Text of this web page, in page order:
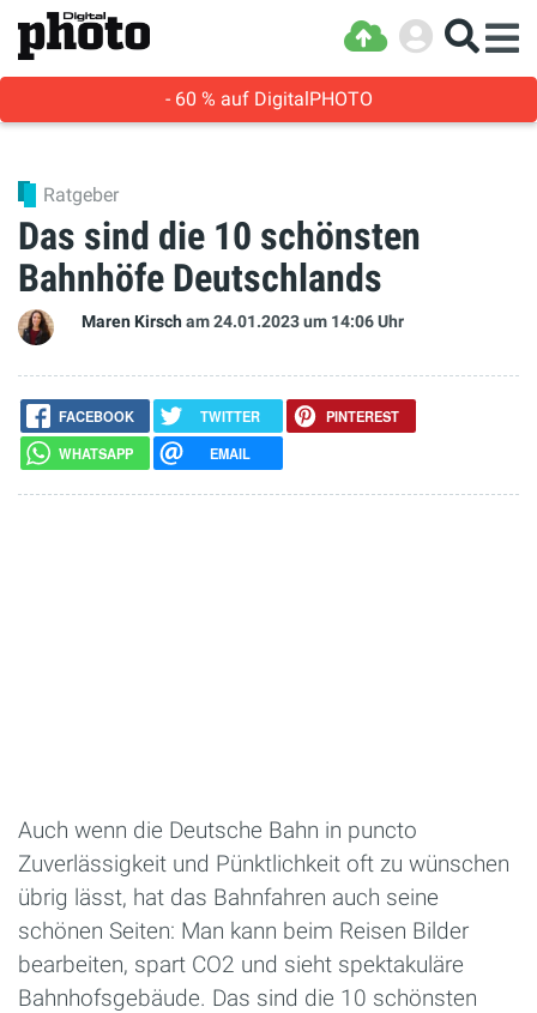
- 60 % auf DigitalPHOTO
Ratgeber
Das sind die 10 schönsten
Bahnhöfe Deutschlands
Maren Kirscham 24.01.2023um 14:06 Uhr
FACEBOOK TWITTER
PINTEREST
WHATSAPP
EMAIL
Auch wenn die Deutsche Bahn in puncto
Zuverlässigkeit und Pünktlichkeit oft zu wünschen
übrig lässt, hat das Bahnfahren auch seine
schönen Seiten: Man kann beim Reisen Bilder
bearbeiten, spart CO2 und sieht spektakuläre
Bahnhofsgebäude. Das sind die 10 schönsten